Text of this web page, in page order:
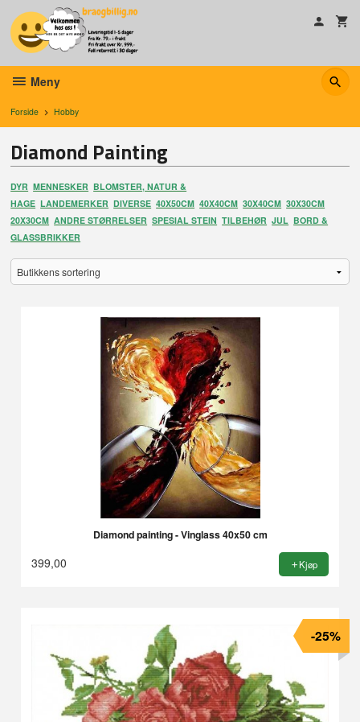
innholdet
Meny
Forside Hobby
Diamond Painting
DYR MENNESKER BLOMSTER, NATUR &
HAGE LANDEMERKER DIVERSE 40X50CM 40X40CM 30X40CM 30X30CM
20X30CM ANDRE STØRRELSER SPESIAL STEIN TILBEHØR JUL BORD &
GLASSBRIKKER
Diamond painting - Vinglass 40x50 cm
399,00 Kjøp
-25%